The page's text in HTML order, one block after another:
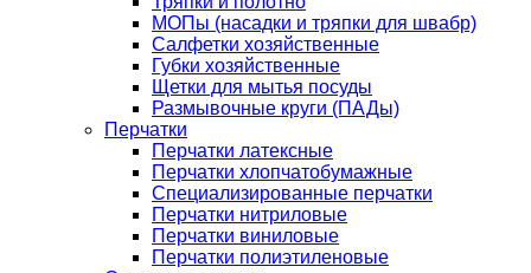
МОПы (насадки и тряпки для швабр)
Салфетки хозяйственные
Губки хозяйственные
Щетки для мытья посуды
Размывочные круги (ПАДы)
Перчатки
Перчатки латексные
Перчатки хлопчатобумажные
Специализированные перчатки
Перчатки нитриловые
Перчатки виниловые
Перчатки полиэтиленовые